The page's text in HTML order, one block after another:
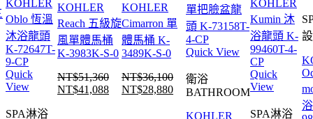
Quick
View
SPA淋浴
KOHLER
Reach 五級旋
風單體馬桶
K-3983K-S-0
NT$51,360
原
NT$41,088目
KOHLER
Cimarron 單
體馬桶 K-
3489K-S-0
NT$36,100
原
NT$28,880目
Quick View
衛浴
BATHROOM
KOHLER
Quick
View
SPA淋浴